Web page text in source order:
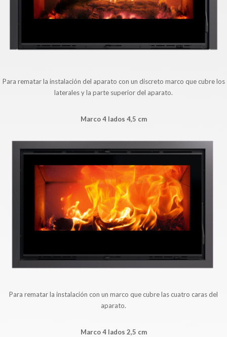
Para rematar la instalación del aparato con un discreto marco que cubre los
laterales y la parte superior del aparato.
Marco 4 lados 4,5 cm
Para rematar la instalación con un marco que cubre las cuatro caras del
aparato.
Marco 4 lados 2,5 cm